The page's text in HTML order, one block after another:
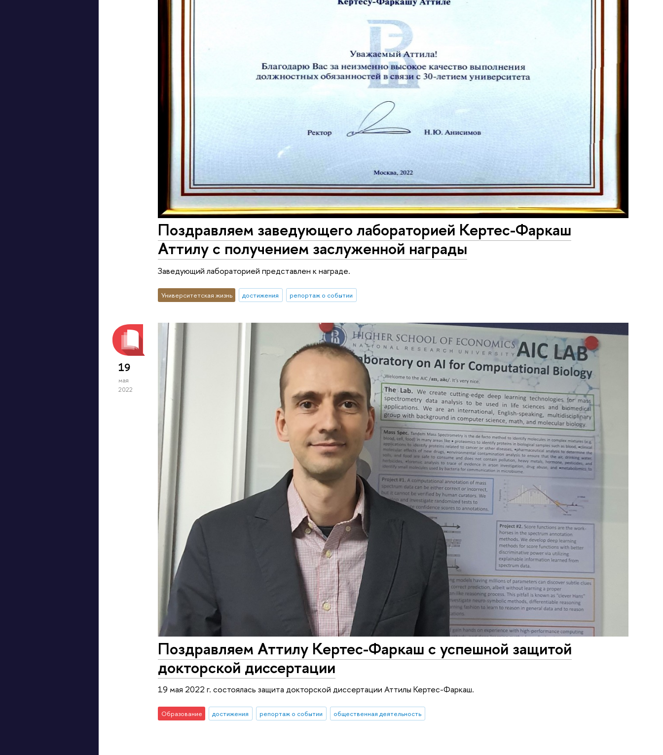
Поздравляем заведующего лабораторией Кертес-Фаркаш
Аттилу с получением заслуженной награды
Заведующий лабораторией представлен к награде.
Университетская жизнь достижения репортаж о событии
19
мая
2022
Поздравляем Аттилу Кертес-Фаркаш с успешной защитой
докторской диссертации
19 мая 2022 г. состоялась защита докторской диссертации Аттилы Кертес-Фаркаш.
Образование достижения репортаж о событии общественная деятельность